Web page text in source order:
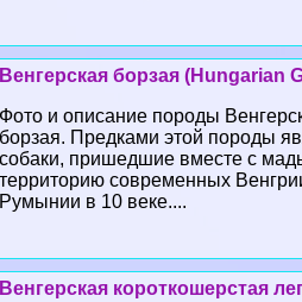
Венгерская борзая (Hungarian
Фото и описание породы
борзая. Предками этой породы
собаки, пришедшие вместе с
территорию современных
Румынии в 10 веке....
Венгерская короткошерстая